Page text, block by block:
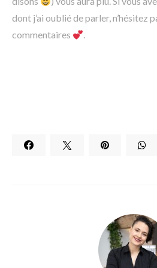
dont j’ai oublié de parler, n’hésitez
commentaires
.